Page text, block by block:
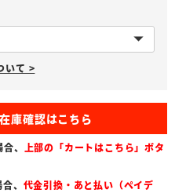
いて >
、 上部の「カートはこちら」ボタ
、 代金引換・あと払い（ペイデ